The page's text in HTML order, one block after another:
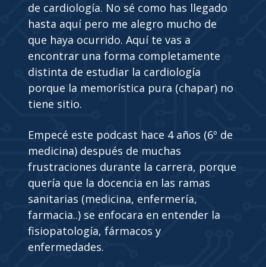
de cardiología. No sé como has llegado
hasta aquí pero me alegro mucho de
que haya ocurrido. Aquí te vas a
encontrar una forma completamente
distinta de estudiar la cardiología
porque la memorística pura (chapar) no
tiene sitio.
Empecé este podcast hace 4 años (6º de
medicina) después de muchas
frustraciones durante la carrera, porque
quería que la docencia en las ramas
sanitarias (medicina, enfermería,
farmacia..) se enfocara en entender la
fisiopatología, fármacos y
enfermedades.